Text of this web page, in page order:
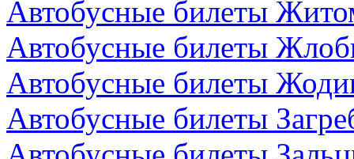
Автобусные билеты
Автобусные билеты
Автобусные билеты
Автобусные билеты